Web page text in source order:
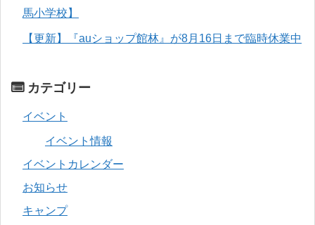
馬小学校】
【更新】『auショップ館林』が8月16日まで臨時休業中
カテゴリー
イベント
イベント情報
イベントカレンダー
お知らせ
キャンプ